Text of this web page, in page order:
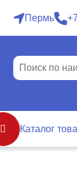
Пермь 7
Каталог